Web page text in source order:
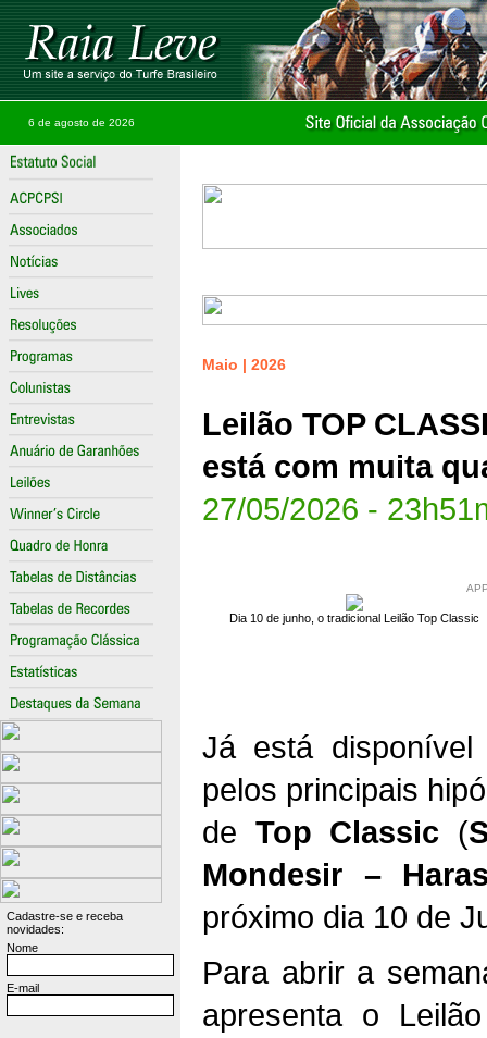
6 de agosto de 2026
Cadastre-se e receba
novidades:
Nome
E-mail
Maio | 2026
Leilão TOP
está com muita
27/05/2026 -
Dia 10 de junho, o tradicional Leilão Top Classic
Já está
pelos principais
de Top Classic (
Mondesir –
próximo dia 10 de
Para abrir a
apresenta o